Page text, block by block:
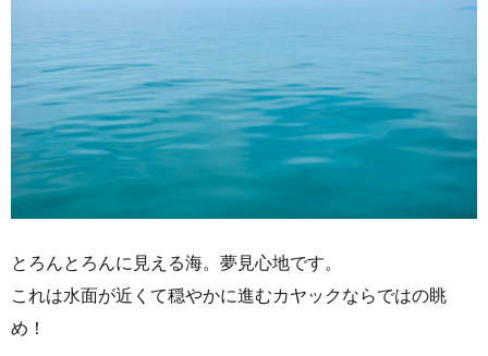
とろんとろんに見える海。夢見心地です。
これは水面が近くて穏やかに進むカヤックならではの眺
め！